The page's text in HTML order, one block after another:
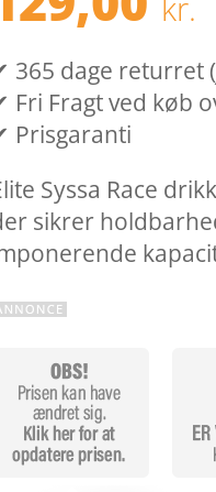
kr.
365 dage returret
Fri Fragt ved køb
Prisgaranti
Syssa Race
sikrer